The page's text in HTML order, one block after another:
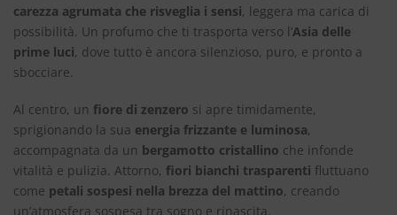
carezza agrumata che risveglia i sensi, leggera ma carica di
possibilità. Un profumo che ti trasporta verso l’Asia delle
prime luci, dove tutto è ancora silenzioso, puro, e pronto a
sbocciare.
Al centro, un fiore di zenzero si apre timidamente,
sprigionando la sua energia frizzante e luminosa,
accompagnata da un bergamotto cristallino che infonde
vitalità e pulizia. Attorno, fiori bianchi trasparenti fluttuano
come petali sospesi nella brezza del mattino, creando
un’atmosfera sospesa tra sogno e rinascita.